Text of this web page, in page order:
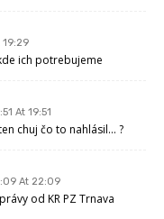
19:29
ich potrebujeme
At 19:51
chuj čo to nahlásil… ?
At 22:09
od KR PZ Trnava